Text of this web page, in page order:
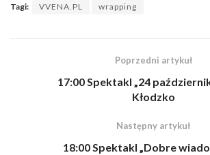
Tagi: VVENA.PL wrapping
Poprzedni artykuł
17:00 Spektakl „24
Kłodzko
Następny artykuł
18:00 Spektakl „Dobre